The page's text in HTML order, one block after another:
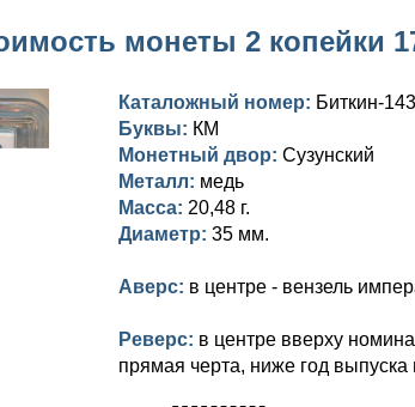
монеты 2 копейки
Каталожный номер: Биткин-
Буквы: КМ
Монетный двор: Сузунский
Металл: медь
Масса: 20,48 г.
Диаметр: 35 мм.
Аверс: в центре - вензель
Реверс: в центре вверху
прямая черта, ниже год